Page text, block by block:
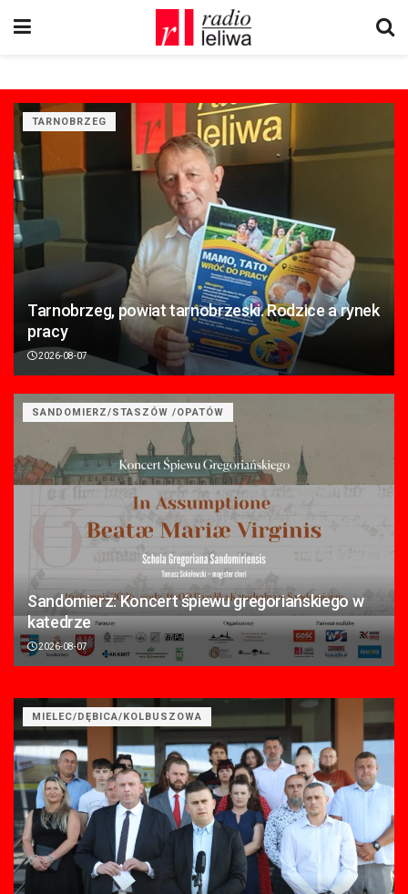
TARNOBRZEG
Tarnobrzeg, powiat tarnobrzeski. Rodzice a rynek
pracy
2026-08-07
SANDOMIERZ/STASZÓW /OPATÓW
Sandomierz: Koncert śpiewu gregoriańskiego w
katedrze
2026-08-07
MIELEC/DĘBICA/KOLBUSZOWA